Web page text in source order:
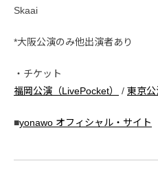
Skaai
*大阪公演のみ他出演者あり
・チケット
福岡公演（LivePocket）
/ 東京公
■yonawo オフィシャル・サイト